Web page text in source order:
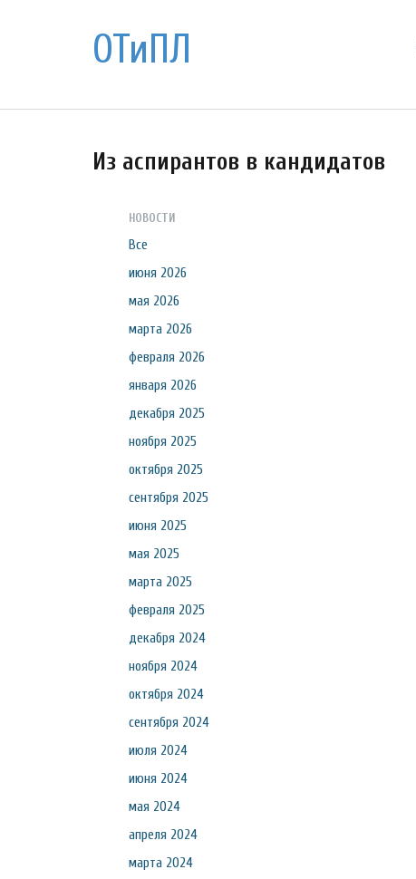
ОТиПЛ
Из аспирантов в кандидатов
НОВОСТИ
Все
июня 2026
мая 2026
марта 2026
февраля 2026
января 2026
декабря 2025
ноября 2025
октября 2025
сентября 2025
июня 2025
мая 2025
марта 2025
февраля 2025
декабря 2024
ноября 2024
октября 2024
сентября 2024
июля 2024
июня 2024
мая 2024
апреля 2024
марта 2024